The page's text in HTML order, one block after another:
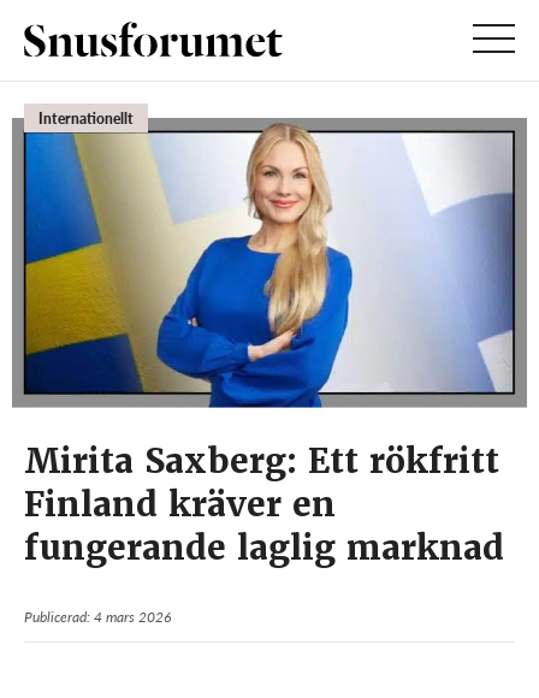
Internationellt
Mirita Saxberg: Ett rökfritt
Finland kräver en
fungerande laglig marknad
Publicerad: 4 mars 2026